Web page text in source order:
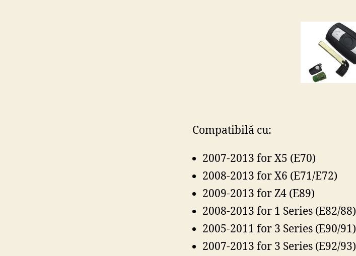
Compatibilă cu:
2007-2013 for X5 (E70)
2008-2013 for X6 (E71/E72)
2009-2013 for Z4 (E89)
2008-2013 for 1 Series (E82/88)
2005-2011 for 3 Series (E90/91)
2007-2013 for 3 Series (E92/93)